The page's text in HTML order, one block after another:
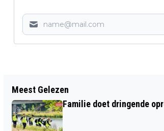
NACHTVLINDERTOCHT VANAF
NATUURTUIN ORANJEPOLDER
Meest Gelezen
Familie doet dringende